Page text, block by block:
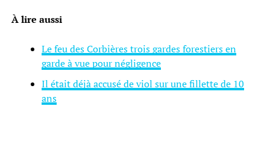
À lire aussi
Le feu des Corbières trois gardes forestiers en
garde à vue pour négligence
Il était déjà accusé de viol sur une fillette de 10
ans